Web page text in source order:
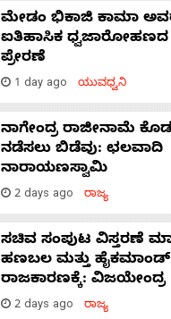
ಮೇಡಂ ಭಿಕಾಜಿ ಕಾಮಾ
ಐತಿಹಾಸಿಕ
ಪ್ರೇರಣೆ
1 day ago ಯುವಧ್ವನಿ
ನಾಗೇಂದ್ರ ರಾಜೀನಾಮೆ
ನಡೆಸಲು ಬಿಡೆವು: ಛಲವಾದಿ
ನಾರಾಯಣಸ್ವಾಮಿ
2 days ago ರಾಜ್ಯ
ಸಚಿವ ಸಂಪುಟ ವಿಸ್ತರಣೆ
ಹಣಬಲ ಮತ್ತು ಹೈಕಮಾಂಡ್
ರಾಜಕಾರಣಕ್ಕೆ: ವಿಜಯೇಂದ್ರ
2 days ago ರಾಜ್ಯ